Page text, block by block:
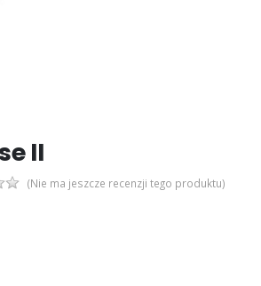
II
(Nie ma jeszcze recenzji tego produktu)